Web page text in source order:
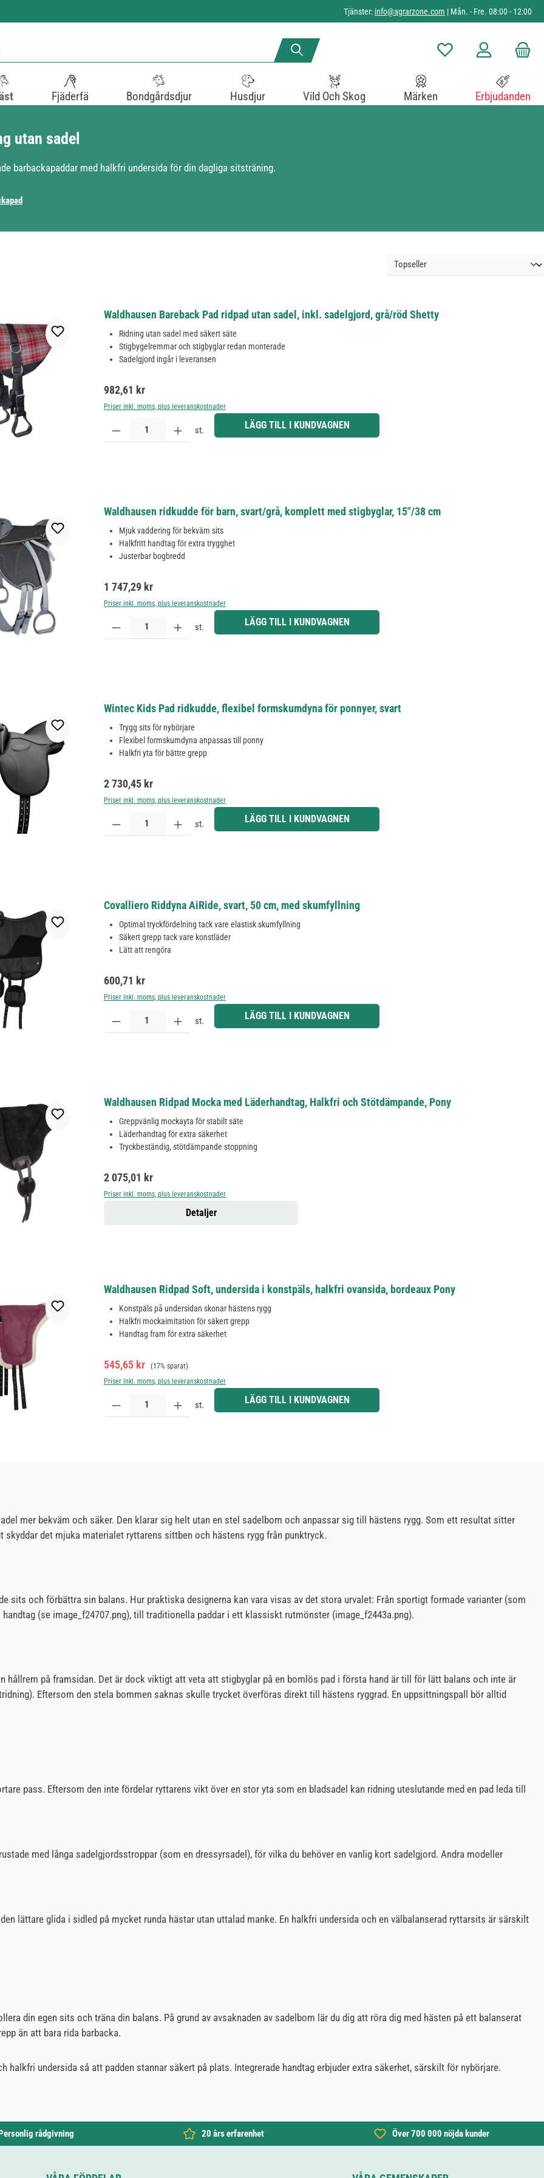
Tjänster: info@agrarzone.com | Mån. - Fre. 08:00 - 12:00
Du har 0 objekt i
Fjäderfä Bondgårdsdjur Husdjur Vild Och Skog Märken Erbjudanden
utan sadel
barbackapaddar med halkfri undersida för din dagliga sitsträning.
Waldhausen Bareback Pad ridpad utan sadel, inkl. sadelgjord, grå/röd Shetty
Ridning utan sadel med säkert säte
Stigbygelremmar och stigbyglar redan monterade
Sadelgjord ingår i leveransen
Ordinarie pris:
982,61 kr
Priser inkl. moms, plus leveranskostnader
Produktkvantitet: Ange önskat belopp eller använd knapparna för att öka eller minska kvantiteten.
st. LÄGG TILL I KUNDVAGNEN
Waldhausen ridkudde för barn, svart/grå, komplett med stigbyglar, 15"/38 cm
Mjuk vaddering för bekväm sits
Halkfritt handtag för extra trygghet
Justerbar bogbredd
Ordinarie pris:
1 747,29 kr
Priser inkl. moms, plus leveranskostnader
Produktkvantitet: Ange önskat belopp eller använd knapparna för att öka eller minska kvantiteten.
st. LÄGG TILL I KUNDVAGNEN
Wintec Kids Pad ridkudde, flexibel formskumdyna för ponnyer, svart
Trygg sits för nybörjare
Flexibel formskumdyna anpassas till ponny
Halkfri yta för bättre grepp
Ordinarie pris:
2 730,45 kr
Priser inkl. moms, plus leveranskostnader
Produktkvantitet: Ange önskat belopp eller använd knapparna för att öka eller minska kvantiteten.
st. LÄGG TILL I KUNDVAGNEN
Covalliero Riddyna AiRide, svart, 50 cm, med skumfyllning
Optimal tryckfördelning tack vare elastisk skumfyllning
Säkert grepp tack vare konstläder
Lätt att rengöra
Ordinarie pris:
600,71 kr
Priser inkl. moms, plus leveranskostnader
Produktkvantitet: Ange önskat belopp eller använd knapparna för att öka eller minska kvantiteten.
st. LÄGG TILL I KUNDVAGNEN
Waldhausen Ridpad Mocka med Läderhandtag, Halkfri och Stötdämpande, Pony
Greppvänlig mockayta för stabilt säte
Läderhandtag för extra säkerhet
Tryckbeständig, stötdämpande stoppning
Ordinarie pris:
2 075,01 kr
Priser inkl. moms, plus leveranskostnader
Detaljer
Waldhausen Ridpad Soft, undersida i konstpäls, halkfri ovansida, bordeaux Pony
Konstpäls på undersidan skonar hästens rygg
Halkfri mockaimitation för säkert grepp
Handtag fram för extra säkerhet
Försäljningspris:
545,65 kr Ordinarie pris:
(17% sparat)
Priser inkl. moms, plus leveranskostnader
Produktkvantitet: Ange önskat belopp eller använd knapparna för att öka eller minska kvantiteten.
st. LÄGG TILL I KUNDVAGNEN
mer bekväm och säker. Den klarar sig helt utan en stel sadelbom och anpassar sig till hästens rygg. Som ett resultat sitter
det mjuka materialet ryttarens sittben och hästens rygg från punktryck.
sits och förbättra sin balans. Hur praktiska designerna kan vara visas av det stora urvalet: Från sportigt formade varianter (som
(se image_f24707.png), till traditionella paddar i ett klassiskt rutmönster (image_f2443a.png).
hållrem på framsidan. Det är dock viktigt att veta att stigbyglar på en bomlös pad i första hand är till för lätt balans och inte är
Eftersom den stela bommen saknas skulle trycket överföras direkt till hästens ryggrad. En uppsittningspall bör alltid
pass. Eftersom den inte fördelar ryttarens vikt över en stor yta som en bladsadel kan ridning uteslutande med en pad leda till
med långa sadelgjordsstroppar (som en dressyrsadel), för vilka du behöver en vanlig kort sadelgjord. Andra modeller
lättare glida i sidled på mycket runda hästar utan uttalad manke. En halkfri undersida och en välbalanserad ryttarsits är särskilt
din egen sits och träna din balans. På grund av avsaknaden av sadelbom lär du dig att röra dig med hästen på ett balanserat
än att bara rida barbacka.
halkfri undersida så att padden stannar säkert på plats. Integrerade handtag erbjuder extra säkerhet, särskilt för nybörjare.
rådgivning 20 års erfarenhet Över 700 000 nöjda kunder